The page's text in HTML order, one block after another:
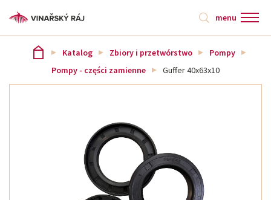
menu
Katalog Zbiory i przetwórstwo
Pompy
Pompy - części zamienne
Guffer 40x63x10